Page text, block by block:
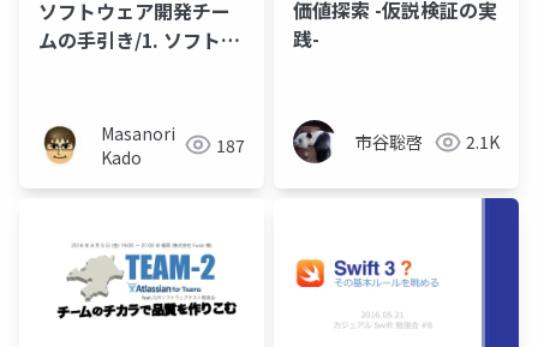
ソフトウェア開発チー
ムの手引き/1. ソフトウ
開発
Masanori
Kado
187
価値探索 -仮説検証の実
践-
市谷聡啓 2.1K